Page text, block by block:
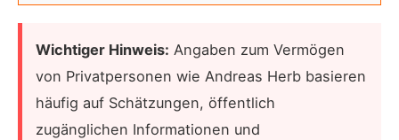
Wichtiger Hinweis: Angaben zum Vermögen
von Privatpersonen wie Andreas Herb basieren
häufig auf Schätzungen, öffentlich
zugänglichen Informationen und